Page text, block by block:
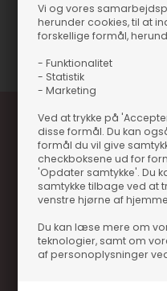
Vi og vores
herunder cookies, til at
forskellige formål,
- Funktionalitet
- Statistik
- Marketing
Ved at trykke på
disse formål. Du kan
formål du vil give
checkboksene ud for
'Opdater samtykke'. Du
samtykke tilbage ved at
venstre hjørne af
Du kan læse mere om
teknologier, samt om
af personoplysninger
Varenummer
Optjen 3% i
Særlige, eksklusive